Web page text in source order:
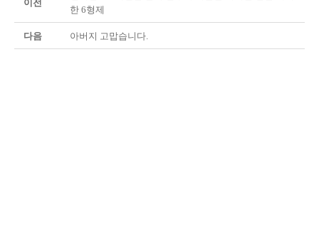
이전
한 6형제
다음 아버지 고맙습니다.